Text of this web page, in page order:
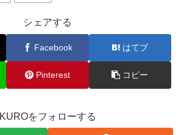
シェアする
Facebook はてブ
Pinterest コピー
KUROをフォローする